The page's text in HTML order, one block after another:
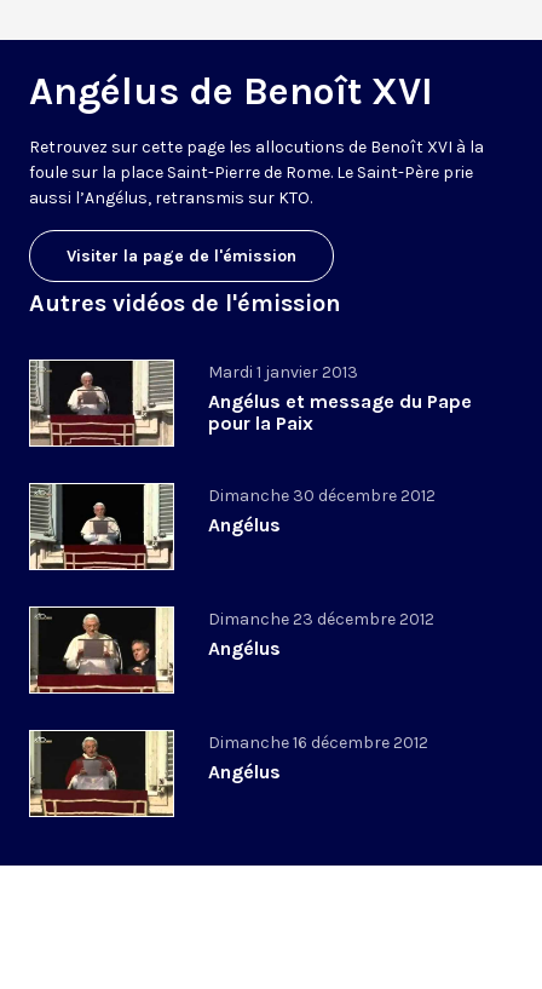
Angélus de Benoît XVI
Retrouvez sur cette page les allocutions de Benoît XVI à la
foule sur la place Saint-Pierre de Rome. Le Saint-Père prie
aussi l’Angélus, retransmis sur KTO.
Visiter la page de l'émission
Autres vidéos de l'émission
Mardi 1 janvier 2013
Angélus et message du Pape
pour la Paix
Dimanche 30 décembre 2012
Angélus
Dimanche 23 décembre 2012
Angélus
Dimanche 16 décembre 2012
Angélus